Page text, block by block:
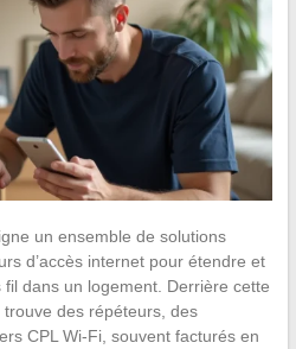
un ensemble de solutions
d’accès internet pour étendre et
dans un logement. Derrière cette
des répéteurs, des
CPL Wi-Fi, souvent facturés en